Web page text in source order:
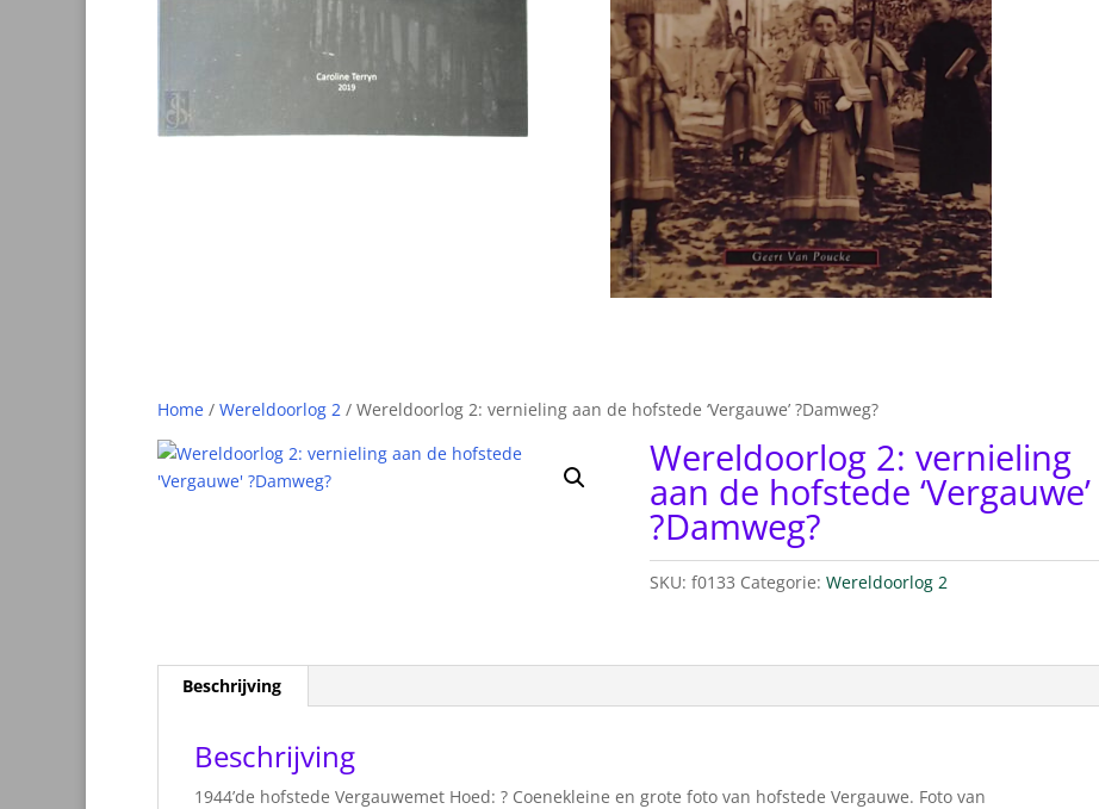
Home / Wereldoorlog 2 / Wereldoorlog 2: vernieling aan de hofstede ‘Vergauwe’ ?Damweg?
Wereldoorlog 2: vernieling
aan de hofstede ‘Vergauwe’
?Damweg?
SKU:f0133 Categorie:Wereldoorlog 2
Beschrijving
Beschrijving
1944’de hofstede Vergauwemet Hoed: ? Coenekleine en grote foto van hofstede Vergauwe. Foto van